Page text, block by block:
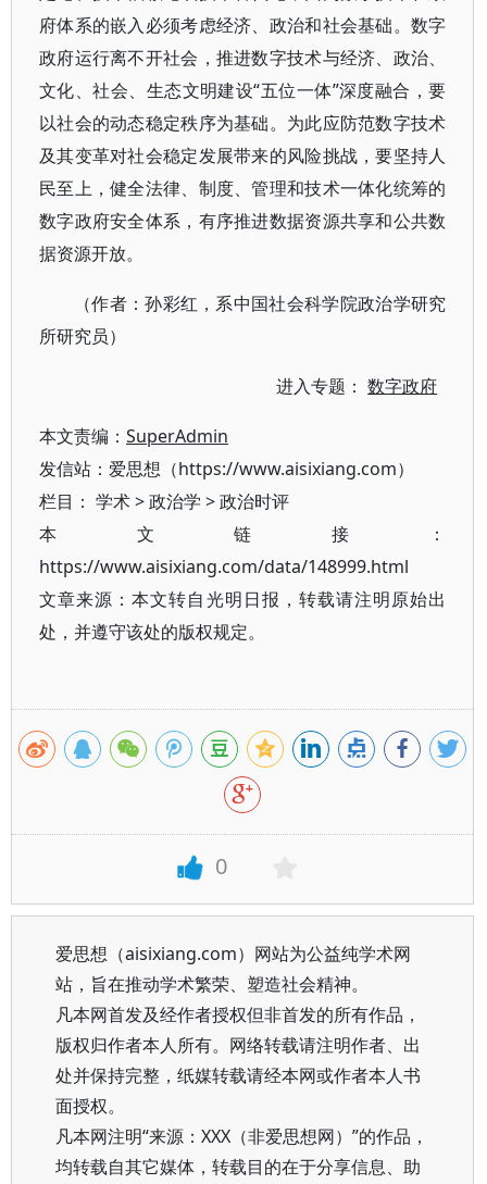
府体系的嵌入必须考虑经济、政治和社会基础。数字
政府运行离不开社会，推进数字技术与经济、政治、
文化、社会、生态文明建设“五位一体”深度融合，要
以社会的动态稳定秩序为基础。为此应防范数字技术
及其变革对社会稳定发展带来的风险挑战，要坚持人
民至上，健全法律、制度、管理和技术一体化统筹的
数字政府安全体系，有序推进数据资源共享和公共数
据资源开放。
（作者：孙彩红，系中国社会科学院政治学研究
所研究员）
进入专题：数字政府
本文责编： SuperAdmin
发信站：爱思想（https://www.aisixiang.com）
栏目： 学术>政治学 >政治时评
本文链接：
https://www.aisixiang.com/data/148999.html
文章来源：本文转自光明日报，转载请注明原始出
处，并遵守该处的版权规定。
0
爱思想（aisixiang.com）网站为公益纯学术网
站，旨在推动学术繁荣、塑造社会精神。
凡本网首发及经作者授权但非首发的所有作品，
版权归作者本人所有。网络转载请注明作者、出
处并保持完整，纸媒转载请经本网或作者本人书
面授权。
凡本网注明“来源：XXX（非爱思想网）”的作品，
均转载自其它媒体，转载目的在于分享信息、助